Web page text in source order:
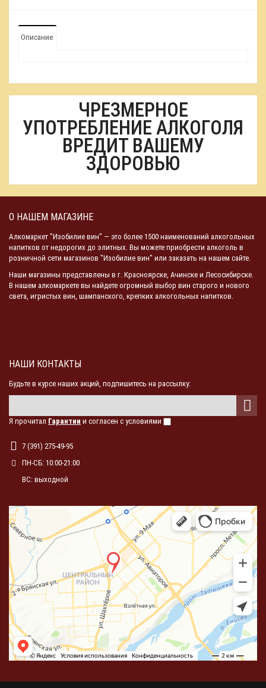
Описание
ЧРЕЗМЕРНОЕ
УПОТРЕБЛЕНИЕ АЛКОГОЛЯ
ВРЕДИТ ВАШЕМУ
ЗДОРОВЬЮ
О НАШЕМ МАГАЗИНЕ
Алкомаркет "Изобилие вин" — это более 1500 наименований алкогольных
напитков от недорогих до элитных. Вы можете приобрести алкоголь в
розничной сети магазинов "Изобилие вин" или заказать на нашем сайте.
Наши магазины представлены в г. Красноярске, Ачинске и Лесосибирске.
В нашем алкомаркете вы найдете огромный выбор вин старого и нового
света, игристых вин, шампанского, крепких алкогольных напитков.
НАШИ КОНТАКТЫ
Будьте в курсе наших акций, подпишитесь на рассылку:
Я прочитал Гарантии и согласен с условиями
7 (391) 275-49-95
ПН-СБ: 10:00-21:00
ВС: выходной